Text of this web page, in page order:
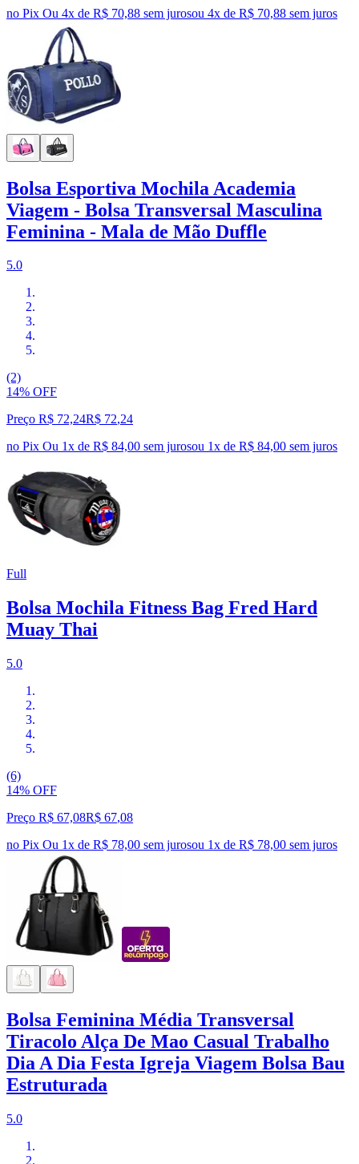
no Pix Ou 4x de R$ 70,88 sem jurosou 4x de R$ 70,88 sem juros
Bolsa Esportiva Mochila Academia
Viagem - Bolsa Transversal Masculina
Feminina - Mala de Mão Duffle
5.0
(2)
14% OFF
Preço R$ 72,24R$ 72,24
no Pix Ou 1x de R$ 84,00 sem jurosou 1x de R$ 84,00 sem juros
Full
Bolsa Mochila Fitness Bag Fred Hard
Muay Thai
5.0
(6)
14% OFF
Preço R$ 67,08R$ 67,08
no Pix Ou 1x de R$ 78,00 sem jurosou 1x de R$ 78,00 sem juros
Bolsa Feminina Média Transversal
Tiracolo Alça De Mao Casual Trabalho
Dia A Dia Festa Igreja Viagem Bolsa Bau
Estruturada
5.0